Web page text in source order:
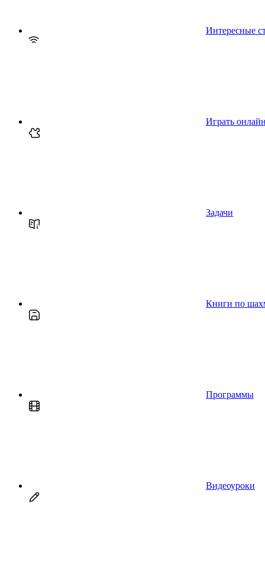
Интересные
Играть онлайн
Задачи
Книги по
Программы
Видеоуроки